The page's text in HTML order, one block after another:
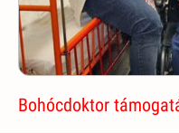
Bohócdoktor